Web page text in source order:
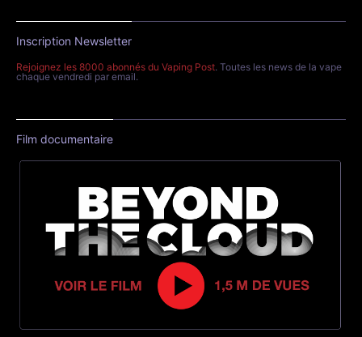
Inscription Newsletter
Rejoignez les 8000 abonnés du Vaping Post. Toutes les news de la vape
chaque vendredi par email.
Film documentaire